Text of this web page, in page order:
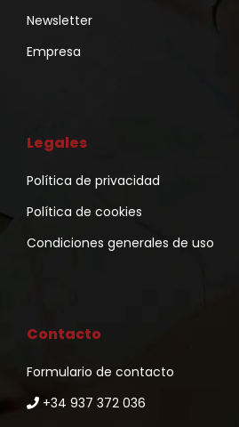
Newsletter
Empresa
Legales
Política de privacidad
Política de cookies
Condiciones generales de uso
Contacto
Formulario de contacto
+34 937 372 036